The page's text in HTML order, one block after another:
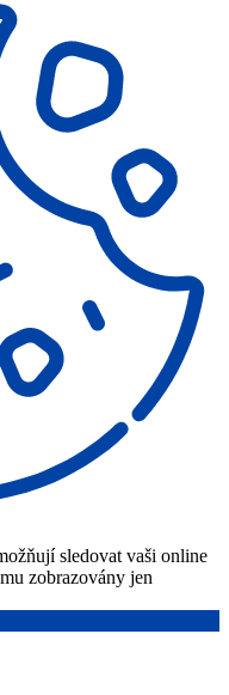
sledovat vaši online
zobrazovány jen